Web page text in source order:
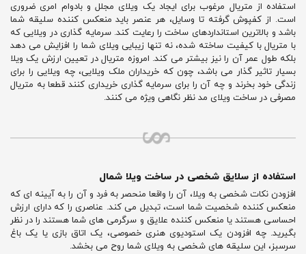
استفاده از متریال مرغوب برای ایجاد یک ویلای مجلل و بادوام امری ضروری
است. از کفپوش گرفته تا وسایل، هر عنصر باید منعکس کننده سلیقه شما
باشد و بالاترین استانداردهای ساخت را رعایت کند. سرمایه گذاری در ویلایی که
با متریال با کیفیت ساخته شده، نه تنها زیبایی ویلای شما را افزایش می دهد
بلکه طول عمر آن را نیز بیشتر می کند. امروزه متریال در تعیین ارزش یک ویلا
بسیار تاثیر گذار می باشد، چون که خریداران ملک ویلایی، چه ویلایی را برای
زندگی خود بخرند و چه آن را برای سرمایه گذاری خریداری کنند قطعا به متریال
مصرفی در ساخت ویلای مد نظر نگاهی ویژه می کنند.
استفاده از سلایق شخصی در ساخت ویلا شمال
افزودن نکات شخصی به ویلا، آن را واقعا منحصر به فرد و آن را به آیینه ای که
منعکس کننده شخصیت شما است، تبدیل می کند. عناصری را که دارای ارزش
احساسی هستند یا منعکس کننده علایق و سرگرمی های شما هستند را در نظر
بگیرید. چه افزودن یک استودیوی هنری خصوصی، یک اتاق بازی یا یک باغ
سرسبز، این سلیقه های شخصی به ویلای شما روح می بخشد.